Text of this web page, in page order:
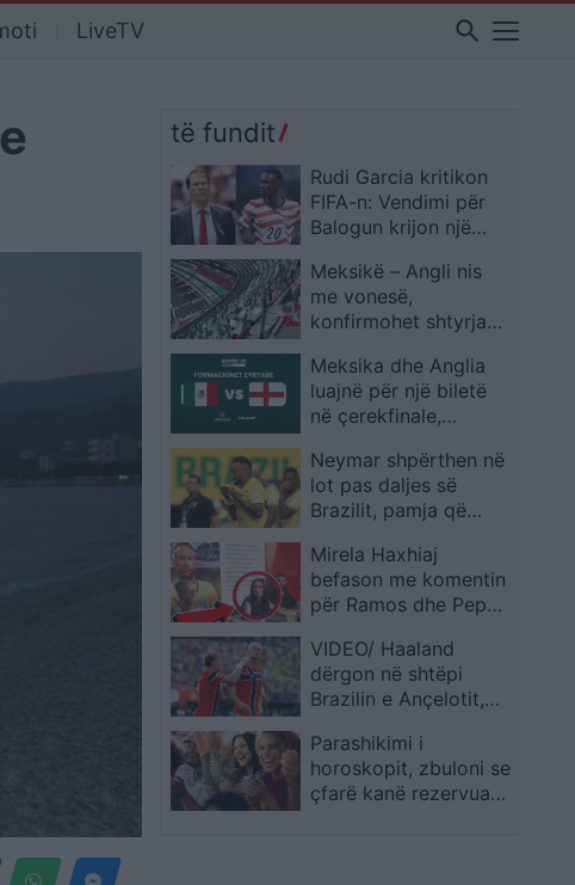
LiveTV search
të fundit
Rudi Garcia kritikon
FIFA-n: Vendimi për
Balogun krijon një
rrezikshëm në futboll
Meksikë – Angli nis
me vonesë,
konfirmohet shtyrja
Meksika dhe Anglia
luajnë për një biletë
në çerekfinale,
formacionet zyrtare
Neymar shpërthen në
lot pas daljes së
Brazilit, pamja që
Mirela Haxhiaj
befason me komentin
për Ramos dhe Pepe
Messin
VIDEO/ Haaland
dërgon në shtëpi
Brazilin e Ançelotit,
çerekfinale të Kupës
së Botës
Parashikimi i
horoskopit, zbuloni se
çfarë kanë rezervuar